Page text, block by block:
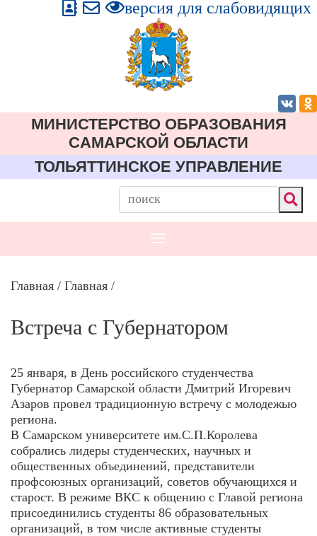
версия для слабовидящих
МИНИСТЕРСТВО ОБРАЗОВАНИЯ
CАМАРСКОЙ ОБЛАСТИ
ТОЛЬЯТТИНСКОЕ УПРАВЛЕНИЕ
Главная / Главная /
Встреча с Губернатором
25 января, в День российского студенчества
Губернатор Самарской области Дмитрий Игоревич
Азаров провел традиционную встречу с молодежью
региона.
В Самарском университете им.С.П.Королева
собрались лидеры студенческих, научных и
общественных объединений, представители
профсоюзных организаций, советов обучающихся и
старост. В режиме ВКС к общению с Главой региона
присоединились студенты 86 образовательных
организаций, в том числе активные студенты